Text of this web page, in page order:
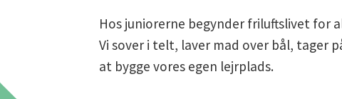
Hos juniorerne begynder friluftslivet for
Vi sover i telt, laver mad over bål, tager
at bygge vores egen lejrplads.